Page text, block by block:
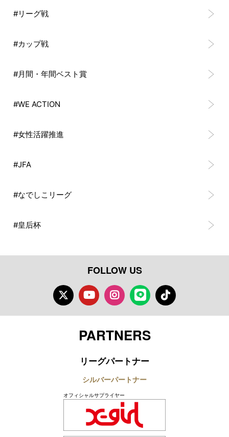
#リーグ戦
#カップ戦
#月間・年間ベスト賞
#WE ACTION
#女性活躍推進
#JFA
#なでしこリーグ
#皇后杯
FOLLOW US
TwitterYoutubeInstagram
LINE TikTok
PARTNERS
リーグパートナー
シルバーパートナー
オフィシャルサプライヤー